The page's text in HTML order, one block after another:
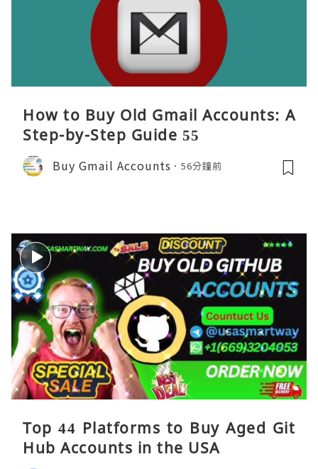
How to Buy Old Gmail Accounts: A
Step-by-Step Guide 55
Buy Gmail Accounts 56分鐘前
Top 44 Platforms to Buy Aged Git
Hub Accounts in the USA